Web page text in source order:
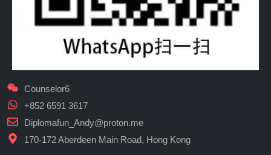
Counselor6
+852 6591 3617
Diplomafun_Andy@proton.me
170-172 Aberdeen Main Road, Hong Kong